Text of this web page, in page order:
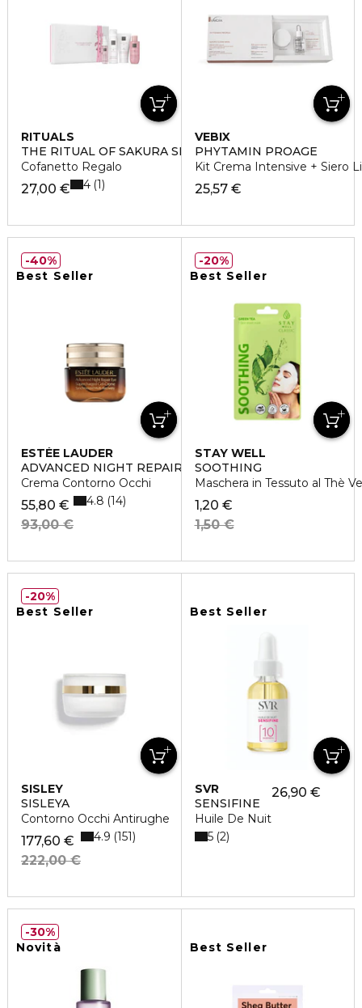
RITUALS
THE RITUAL OF SAKURA SMALL
Cofanetto Regalo
27,00 € 4 1
VEBIX
PHYTAMIN PROAGE
Kit Crema Intensive + Siero
25,57 €
Best Seller
ESTÉE LAUDER
ADVANCED NIGHT REPAIR EYE GEL CREAM
Crema Contorno Occhi
55,80 €
93,00 €
4.8 14
40%
Best Seller
STAY WELL
SOOTHING
Maschera in Tessuto al Thè
1,20 €
1,50 €
20%
Best Seller
SISLEY
SISLEYA
Contorno Occhi Antirughe
177,60 €
222,00 €
4.9 151
20%
Best Seller
SVR
SENSIFINE
Huile De Nuit
26,90 €
5 2
Novità
30%
Best Seller